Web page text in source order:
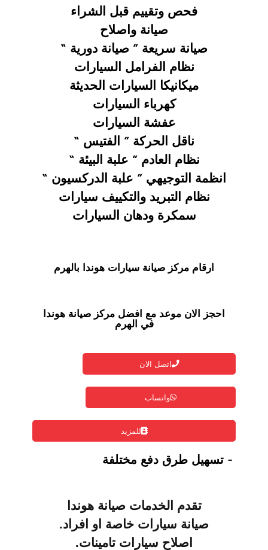
فحص وتقييم قبل الشراء
صيانة واصلاح
صيانة سريعة ” صيانة دورية “
نظام الفرامل السيارات
ميكانيكا السيارات الحديثة
كهرباء السيارات
عفشة السيارات
ناقل الحركة ” الفتيس “
نظام العادم ” علبة البيئة “
انظمة التوجيهي ” علبة الدركسيون “
نظام التبريد والتكييف سيارات
سمكرة ودهان السيارات
ارقام مركز صيانة سيارات هوندا بالهرم
احجز الان موعد مع افضل مركز صيانة هوندا
في الهرم
اتصل الان
واتساب
للمزيد
- تسهيل طرق دفع مختلفة
تقدم الخدمات صيانةهوندا
صيانة سيارات خاصة او افراد.
اصلاح سيارات تامينات.